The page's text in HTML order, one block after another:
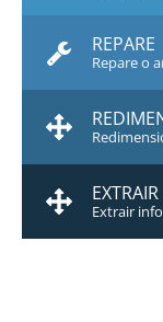
REPARE
Repare o
EXTRAIR
Extrair